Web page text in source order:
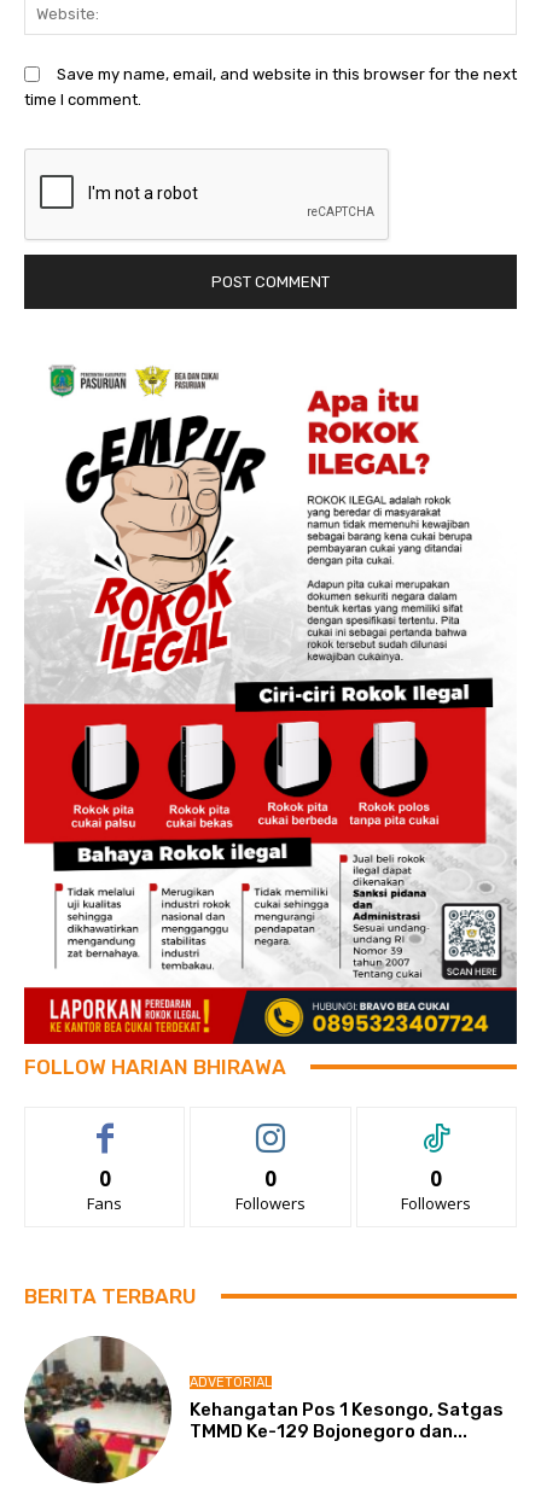
Save my name, email, and website in this browser for the next
time I comment.
FOLLOW HARIAN BHIRAWA
0
Fans
0
Followers
0
Followers
BERITA TERBARU
ADVETORIAL
Kehangatan Pos 1 Kesongo, Satgas
TMMD Ke-129 Bojonegoro dan...